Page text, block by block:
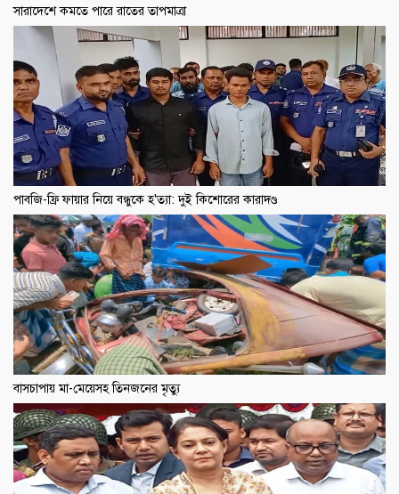
সারাদেশে কমতে পারে রাতের তাপমাত্রা
পাবজি-ফ্রি ফায়ার নিয়ে বন্ধুকে হ'ত্যা: দুই কিশোরের কারাদণ্ড
বাসচাপায় মা-মেয়েসহ তিনজনের মৃত্যু